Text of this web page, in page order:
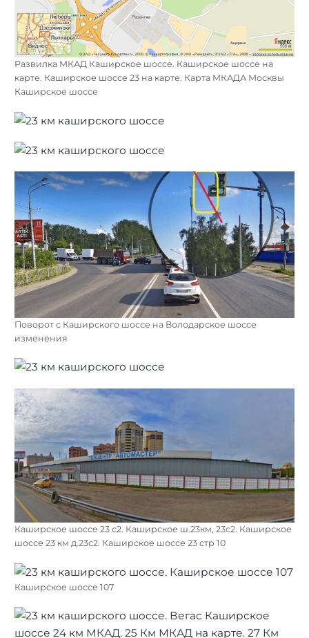
Развилка МКАД Каширское шоссе. Каширское шоссе на
карте. Каширское шоссе 23 на карте. Карта МКАДА Москвы
Каширское шоссе
Поворот с Каширского шоссе на Володарское шоссе
изменения
Каширское шоссе 23 с2. Каширское ш.23км, 23с2. Каширское
шоссе 23 км д.23с2. Каширское шоссе 23 стр 10
Каширское шоссе 107